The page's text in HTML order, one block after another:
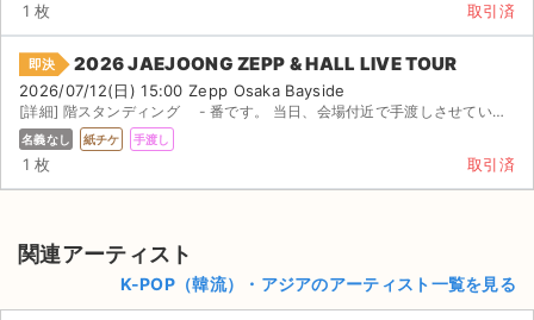
1 枚 取引済
即決 2026 JAEJOONG ZEPP & HALL LIVE TOUR
2026/07/12(日) 15:00 Zepp Osaka Bayside
[詳細] 階スタンディング - 番です。 当日、会場付近で手渡しさせていただきます。
名義なし 紙チケ 手渡し
1 枚 取引済
関連アーティスト
K-POP（韓流）・アジアのアーティスト一覧を見る